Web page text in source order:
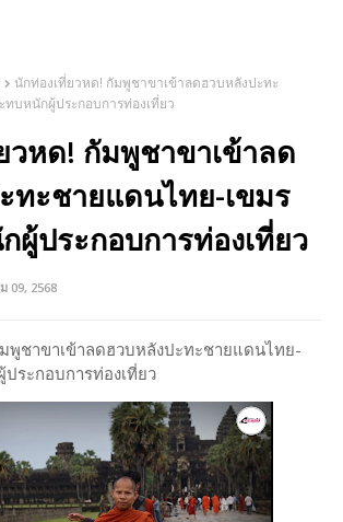
นักท่องเที่ยวหด! กัมพูชาขาเข้าลดฮวบหลังปะทะ
ทบหนักผู้ประกอบการท่องเที่ยว
วหด! กัมพูชาขาเข้าลด
ทะชายแดนไทย-เขมร
ผู้ประกอบการท่องเที่ยว
09, 2568
พูชาขาเข้าลดฮวบหลังปะทะชายแดนไทย-
ระกอบการท่องเที่ยว